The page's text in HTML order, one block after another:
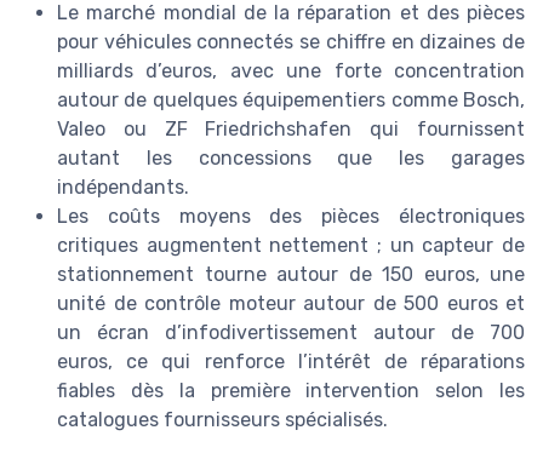
Le marché mondial de la réparation et des pièces
pour véhicules connectés se chiffre en dizaines de
milliards d’euros, avec une forte concentration
autour de quelques équipementiers comme Bosch,
Valeo ou ZF Friedrichshafen qui fournissent
autant les concessions que les garages
indépendants.
Les coûts moyens des pièces électroniques
critiques augmentent nettement ; un capteur de
stationnement tourne autour de 150 euros, une
unité de contrôle moteur autour de 500 euros et
un écran d’infodivertissement autour de 700
euros, ce qui renforce l’intérêt de réparations
fiables dès la première intervention selon les
catalogues fournisseurs spécialisés.